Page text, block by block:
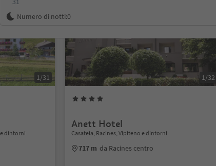
Numero di notti:0
1/31
e dintorni
1/32
Anett Hotel
Casateia, Racines, Vipiteno e dintorni
717 m da Racines centro